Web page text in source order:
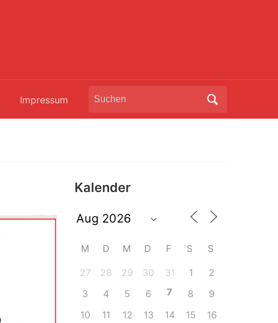
Impressum
Search
Kalender
M D M D F S S
27 28 29 30 31 1
2
3
4 5 6 7 8
9
10
11 12 13 14 15
16